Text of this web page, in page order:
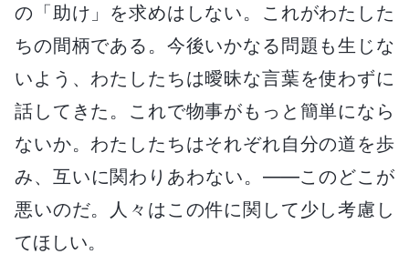
の「助け」を求めはしない。これがわたした
ちの間柄である。今後いかなる問題も生じな
いよう、わたしたちは曖昧な言葉を使わずに
話してきた。これで物事がもっと簡単になら
ないか。わたしたちはそれぞれ自分の道を歩
み、互いに関わりあわない。――このどこが
悪いのだ。人々はこの件に関して少し考慮し
てほしい。